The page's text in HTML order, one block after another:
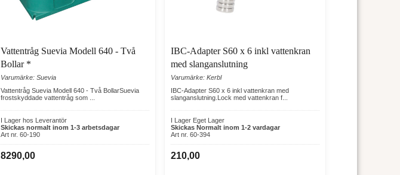
Vattentråg Suevia Modell 640 - Två
Bollar *
Varumärke: Suevia
Vattentråg Suevia Modell 640 - Två BollarSuevia
frostskyddade vattentråg som ...
I Lager hos Leverantör
Skickas normalt inom 1-3 arbetsdagar
Art nr. 60-190
8290,00
IBC-Adapter S60 x 6 inkl vattenkran
med slanganslutning
Varumärke: Kerbl
IBC-Adapter S60 x 6 inkl vattenkran med
slanganslutning.Lock med vattenkran f...
I Lager Eget Lager
Skickas Normalt inom 1-2 vardagar
Art nr. 60-394
210,00